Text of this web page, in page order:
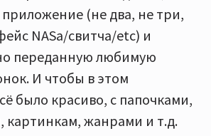
приложение (не два, не три,
NASa/свитча/etc) и
переданную любимую
И чтобы в этом
было красиво, с папочками,
картинкам, жанрами и т.д.